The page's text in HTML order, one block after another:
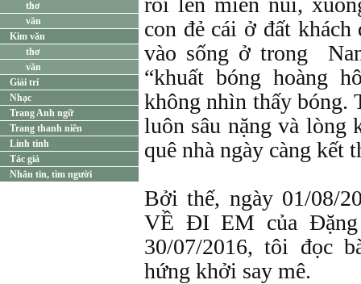
thơ
văn
Kim văn
thơ
văn
Giải trí
Nhạc
Trang Anh ngữ
Trang thanh niên
Linh tinh
Tác giả
Nhắn tin, tìm người
con đẻ cái ở đất
vào sống ở trong
“khuất bóng hoàng
không nhìn thấy bóng.
luôn sâu nặng và lòng
quê nhà ngày càng kết
Bởi thế, ngày 01/08/
VỀ ĐI EM của Đặng
30/07/2016, tôi đọc
hứng khởi say mê.